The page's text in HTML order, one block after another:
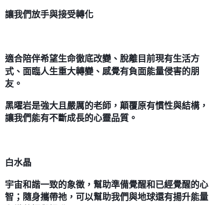
讓我們放手與接受轉化
適合陪伴希望生命徹底改變、脫離目前現有生活方
式、面臨人生重大轉變、感覺有負面能量侵害的朋
友。
黑曜岩是強大且嚴厲的老師，顛覆原有慣性與結構，
讓我們能有不斷成長的心靈品質。
白水晶
宇宙和諧一致的象徵，幫助準備覺醒和已經覺醒的心
智；隨身攜帶祂，可以幫助我們與地球還有揚升能量